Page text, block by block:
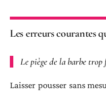
Les erreurs courantes
Le piège de la barbe
Laisser pousser sans